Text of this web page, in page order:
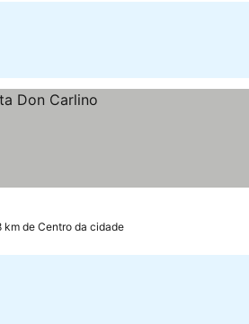
km de Centro da cidade